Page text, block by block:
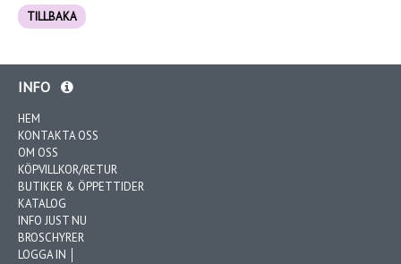
TILLBAKA
INFO
HEM
KONTAKTA OSS
OM OSS
KÖPVILLKOR/RETUR
BUTIKER & ÖPPETTIDER
KATALOG
INFO JUST NU
BROSCHYRER
LOGGA IN │